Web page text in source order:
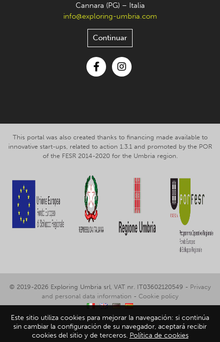
Cannara (PG) – Italia
info@exploring-umbria.com
Continuar
This portal was also created thanks to financing made available to
innovative start-ups, related to action 1.3.1 and promoted by the POR
of the FESR 2014-2020 for the Umbria region.
© 2019-2026 Exploring Umbria srl, VAT nr. IT03602120549 - Privacy
and personal data information - Cookie policy
Este sitio utiliza cookies para mejorar la navegación: si continúa
sin cambiar la configuración de su navegador, aceptará recibir
cookies del sitio y de terceros. Política de cookies